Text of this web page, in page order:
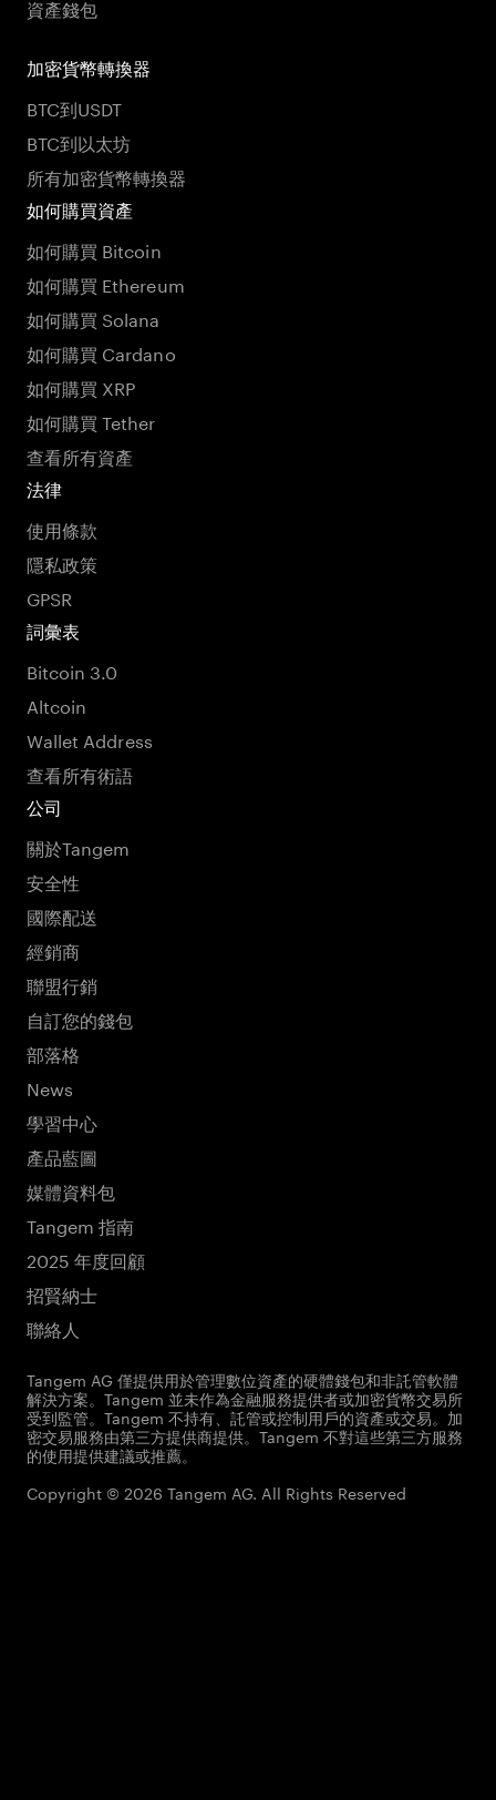
資產錢包
加密貨幣轉換器
BTC到USDT
BTC到以太坊
所有加密貨幣轉換器
如何購買資產
如何購買 Bitcoin
如何購買 Ethereum
如何購買 Solana
如何購買 Cardano
如何購買 XRP
如何購買 Tether
查看所有資產
法律
使用條款
隱私政策
GPSR
詞彙表
Bitcoin 3.0
Altcoin
Wallet Address
查看所有術語
公司
關於Tangem
安全性
國際配送
經銷商
聯盟行銷
自訂您的錢包
部落格
News
學習中心
產品藍圖
媒體資料包
Tangem 指南
2025 年度回顧
招賢納士
聯絡人
Tangem AG 僅提供用於管理數位資產的硬體錢包和非託管軟體
解決方案。Tangem 並未作為金融服務提供者或加密貨幣交易所
受到監管。Tangem 不持有、託管或控制用戶的資產或交易。加
密交易服務由第三方提供商提供。Tangem 不對這些第三方服務
的使用提供建議或推薦。